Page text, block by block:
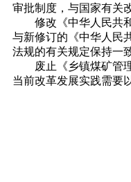
审批制度，与国家有关
修改《中华人民共和
与新修订的《中华人民
法规的有关规定保持一致
废止《乡镇煤矿管理
当前改革发展实践需要